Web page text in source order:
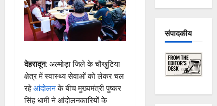
देहरादून: अल्मोड़ा जिले के चौखुटिया
क्षेत्र में स्वास्थ्य सेवाओं को लेकर चल
रहेआंदोलनके बीच मुख्यमंत्री पुष्कर
सिंह धामी ने आंदोलनकारियों के
संपादकीय